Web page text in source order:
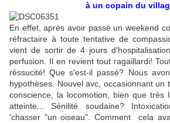
à un copain du
En effet, après avoir passé un weekend
réfractaire à toute tentative de
vient de sortir de 4 jours
perfusion. Il en revient tout ragaillardi!
réssucité! Que s'est-il passé? Nous
hypothèses. Nouvel avc, occasionnant un
conscience, la locomotion, bien que très
atteinte... Sénilité soudaine?
'chasser "un oiseau". Comment cela